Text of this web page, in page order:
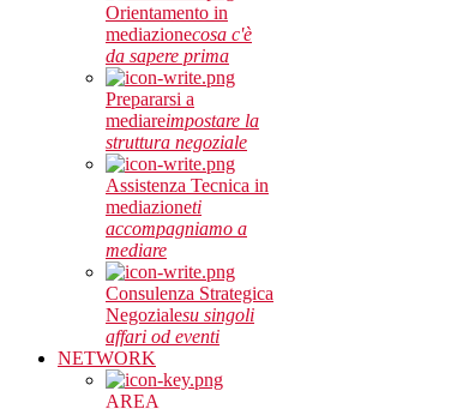
Orientamento in
mediazionecosa c'è
da sapere prima
Prepararsi a
mediareimpostare la
struttura negoziale
Assistenza Tecnica in
mediazioneti
accompagniamo a
mediare
Consulenza Strategica
Negozialesu singoli
affari od eventi
NETWORK
AREA